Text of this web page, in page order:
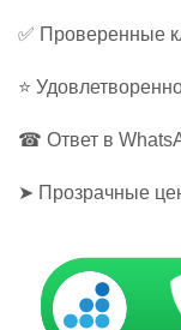
✅ Проверенные
⭐
☎ Ответ в
➤ Прозрачные